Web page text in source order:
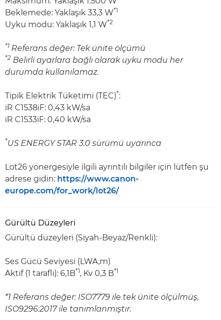
Beklemede: Yaklaşık 33,3 W*1
Uyku modu: Yaklaşık 1,1 W*2
*1 Referans değer: Tek ünite ölçümü
*2 Belirli ayarlara bağlı olarak uyku modu her
durumda kullanılamaz.
Tipik Elektrik Tüketimi (TEC)*:
iR C1538iF: 0,43 kW/sa
iR C1533iF: 0,40 kW/sa
*US ENERGY STAR 3.0 sürümü uyarınca
Lot26 yönergesiyle ilgili ayrıntılı bilgiler için lütfen şu
adrese gidin: https://www.canon-
europe.com/for_work/lot26/
Gürültü Düzeyleri
Gürültü düzeyleri (Siyah-Beyaz/Renkli):
Ses Gücü Seviyesi (LWA,m)
Aktif (1 taraflı): 6,1B*1, Kv 0,3 B*1
*1 Referans değer: ISO7779 ile tek ünite ölçülmüş,
ISO9296:2017 ile tanımlanmıştır.